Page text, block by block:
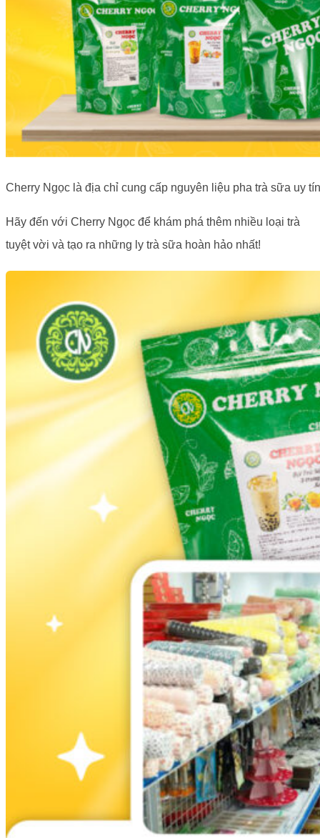
Cherry Ngọc là địa chỉ cung cấp nguyên liệu pha trà sữa uy tín
Hãy đến với Cherry Ngọc để khám phá thêm nhiều loại trà
tuyệt vời và tạo ra những ly trà sữa hoàn hảo nhất!